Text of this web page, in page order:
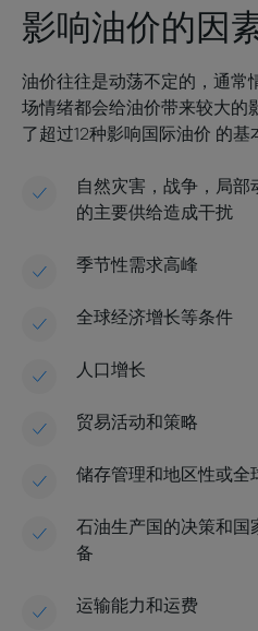
影响油价的因
油价往往是动荡不定的，通常
场情绪都会给油价带来较大的
了超过12种影响国际油价 的基
自然灾害，战争，局部
的主要供给造成干扰
季节性需求高峰
全球经济增长等条件
人口增长
贸易活动和策略
储存管理和地区性或全
石油生产国的决策和国
备
运输能力和运费